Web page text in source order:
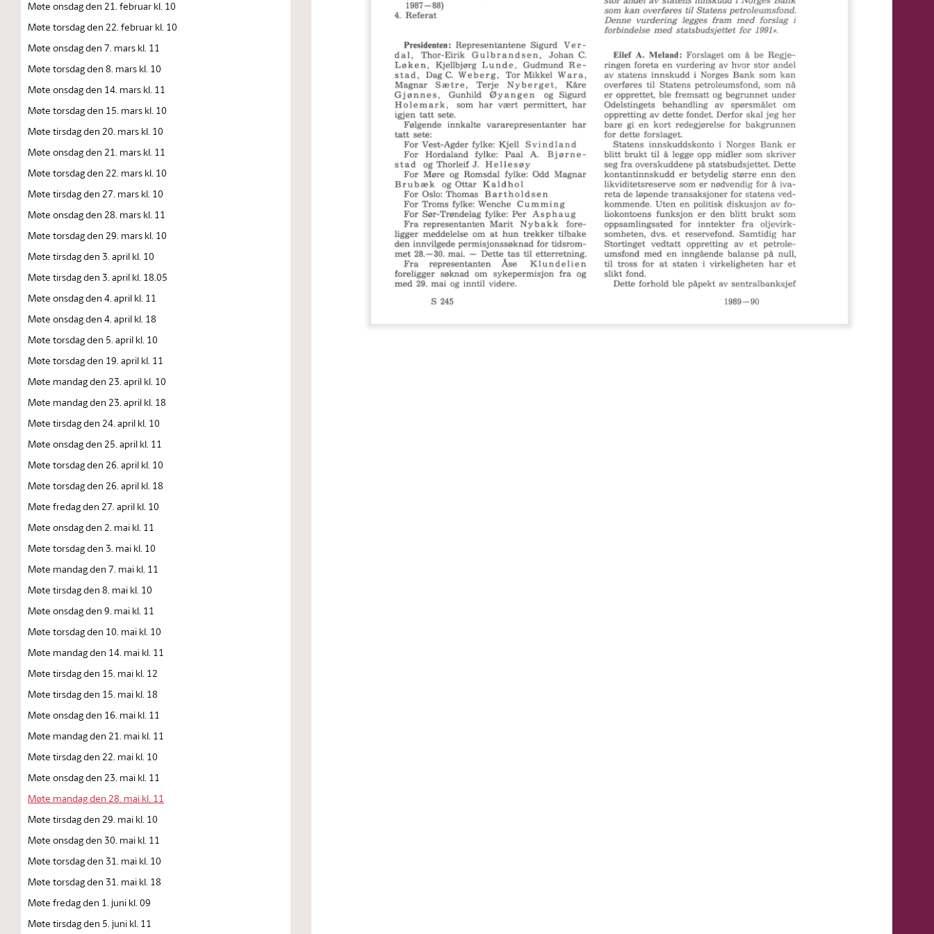
Møte onsdag den 21. februar kl. 10
Møte torsdag den 22. februar kl. 10
Møte onsdag den 7. mars kl. 11
Møte torsdag den 8. mars kl. 10
Møte onsdag den 14. mars kl. 11
Møte torsdag den 15. mars kl. 10
Møte tirsdag den 20. mars kl. 10
Møte onsdag den 21. mars kl. 11
Møte torsdag den 22. mars kl. 10
Møte tirsdag den 27. mars kl. 10
Møte onsdag den 28. mars kl. 11
Møte torsdag den 29. mars kl. 10
Møte tirsdag den 3. april kl. 10
Møte tirsdag den 3. april kl. 18.05
Møte onsdag den 4. april kl. 11
Møte onsdag den 4. april kl. 18
Møte torsdag den 5. april kl. 10
Møte torsdag den 19. april kl. 11
Møte mandag den 23. april kl. 10
Møte mandag den 23. april kl. 18
Møte tirsdag den 24. april kl. 10
Møte onsdag den 25. april kl. 11
Møte torsdag den 26. april kl. 10
Møte torsdag den 26. april kl. 18
Møte fredag den 27. april kl. 10
Møte onsdag den 2. mai kl. 11
Møte torsdag den 3. mai kl. 10
Møte mandag den 7. mai kl. 11
Møte tirsdag den 8. mai kl. 10
Møte onsdag den 9. mai kl. 11
Møte torsdag den 10. mai kl. 10
Møte mandag den 14. mai kl. 11
Møte tirsdag den 15. mai kl. 12
Møte tirsdag den 15. mai kl. 18
Møte onsdag den 16. mai kl. 11
Møte mandag den 21. mai kl. 11
Møte tirsdag den 22. mai kl. 10
Møte onsdag den 23. mai kl. 11
Møte mandag den 28. mai kl. 11
Møte tirsdag den 29. mai kl. 10
Møte onsdag den 30. mai kl. 11
Møte torsdag den 31. mai kl. 10
Møte torsdag den 31. mai kl. 18
Møte fredag den 1. juni kl. 09
Møte tirsdag den 5. juni kl. 11